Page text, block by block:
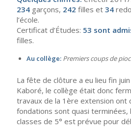
234garçons, 242 filles et 34
l’école.
Certificat d’Études: 53 sont
filles.
Au collège: Premiers coups de
La fête de clôture a eu lieu fin
Kaboré, le collège était donc
travaux de la 1ère extension ont
fondations sont quasi terminées,
classes de 5° est prévue pour